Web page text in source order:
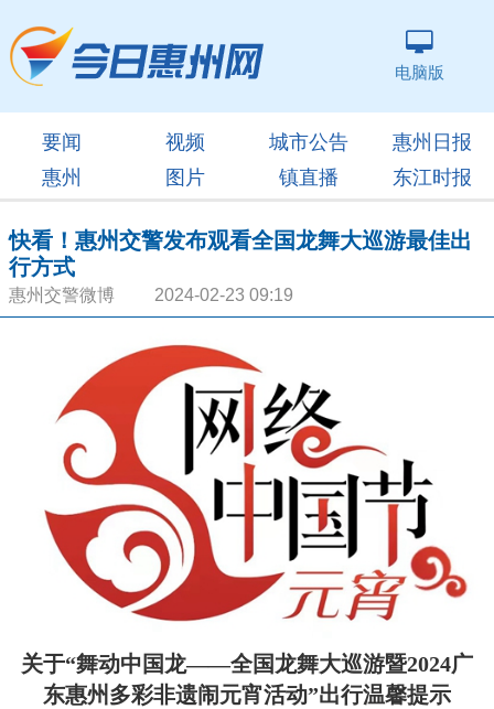
电脑版
要闻 视频 城市公告
惠州日报
惠州
图片 镇直播 东江时报
快看！惠州交警发布观看全国龙舞大巡游最佳出
行方式
惠州交警微博 2024-02-23 09:19
关于“舞动中国龙——全国龙舞大巡游暨2024广
东惠州多彩非遗闹元宵活动”出行温馨提示